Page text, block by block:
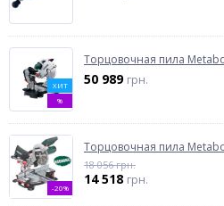
ХИТ
%
Торцовочная пила
50 989 грн.
-20%
Торцовочная пила Metabo
18 056 грн.
14 518 грн.